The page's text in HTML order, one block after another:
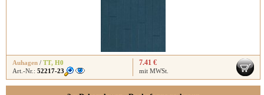
Auhagen / TT, H0
Art.-Nr.: 52217-23
7.41 €
mit MWSt.